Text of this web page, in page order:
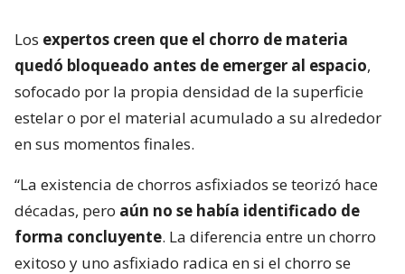
Los expertos creen que el chorro de materia
quedó bloqueado antes de emerger al espacio,
sofocado por la propia densidad de la superficie
estelar o por el material acumulado a su alrededor
en sus momentos finales.
“La existencia de chorros asfixiados se teorizó hace
décadas, pero aún no se había identificado de
forma concluyente. La diferencia entre un chorro
exitoso y uno asfixiado radica en si el chorro se